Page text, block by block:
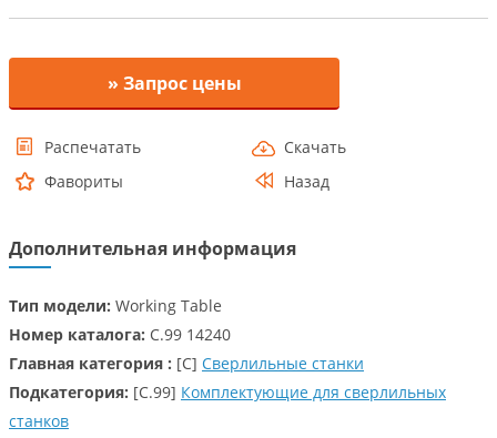
» Запрос цены
Распечатать
Скачать
Фавориты
Назад
Дополнительная информация
Тип модели: Working Table
Номер каталога: C.99 14240
Главная категория : [C] Сверлильные станки
Подкатегория: [C.99] Комплектующие для сверлильных
станков